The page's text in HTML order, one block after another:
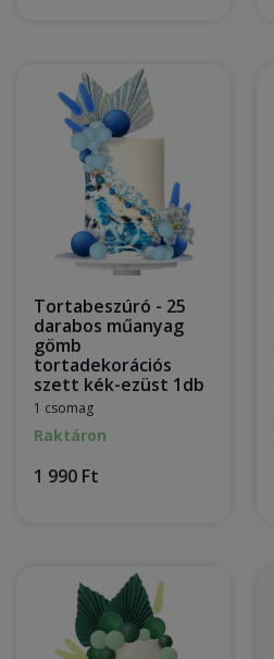
Tortabeszúró - 25
darabos műanyag
gömb
tortadekorációs
szett kék-ezüst 1db
1 csomag
Raktáron
1 990 Ft